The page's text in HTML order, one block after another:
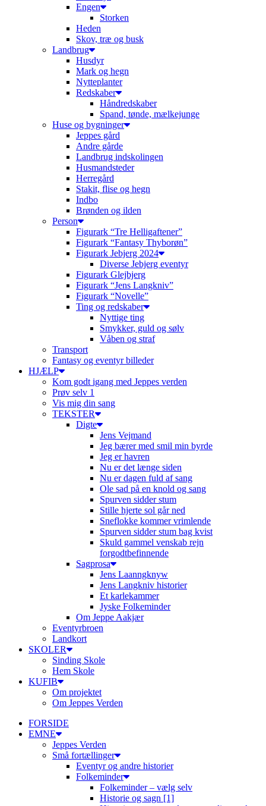
Engen
Storken
Heden
Skov, træ og busk
Landbrug
Husdyr
Mark og hegn
Nytteplanter
Redskaber
Håndredskaber
Spand, tønde, mælkejunge
Huse og bygninger
Jeppes gård
Andre gårde
Landbrug indskolingen
Husmandsteder
Herregård
Stakit, flise og hegn
Indbo
Brønden og ilden
Person
Figurark “Tre Helligaftener”
Figurark “Fantasy Thyborøn”
Figurark Jebjerg 2024
Diverse Jebjerg eventyr
Figurark Glejbjerg
Figurark “Jens Langkniv”
Figurark “Novelle”
Ting og redskaber
Nyttige ting
Smykker, guld og sølv
Våben og straf
Transport
Fantasy og eventyr billeder
HJÆLP
Kom godt igang med Jeppes verden
Prøv selv 1
Vis mig din sang
TEKSTER
Digte
Jens Vejmand
Jeg bærer med smil min byrde
Jeg er havren
Nu er det længe siden
Nu er dagen fuld af sang
Ole sad på en knold og sang
Spurven sidder stum
Stille hjerte sol går ned
Sneflokke kommer vrimlende
Spurven sidder stum bag kvist
Skuld gammel venskab rejn
forgodtbefinnende
Sagprosa
Jens Laanngknyw
Jens Langkniv historier
Et karlekammer
Jyske Folkeminder
Om Jeppe Aakjær
Eventyrbroen
Landkort
SKOLER
Sinding Skole
Hem Skole
KUFIB
Om projektet
Om Jeppes Verden
FORSIDE
EMNE
Jeppes Verden
Små fortællinger
Eventyr og andre historier
Folkeminder
Folkeminder – vælg selv
Historie og sagn [1]